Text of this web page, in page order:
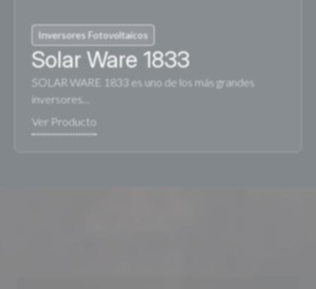
Inversores Fotovoltaicos
Solar Ware 1833
SOLAR WARE 1833 es uno de los más grandes
inversores…